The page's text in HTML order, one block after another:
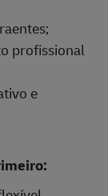
profissional
e